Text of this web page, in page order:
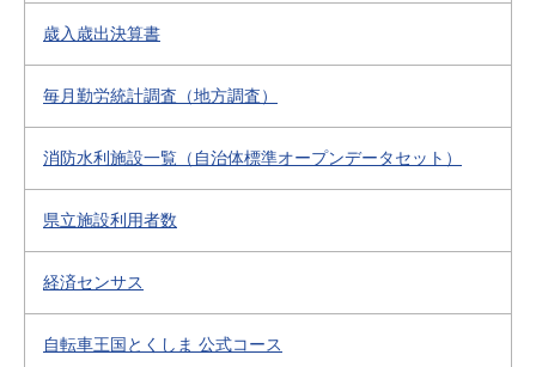
歳入歳出決算書
毎月勤労統計調査（地方調査）
消防水利施設一覧（自治体標準オープンデータセット）
県立施設利用者数
経済センサス
自転車王国とくしま 公式コース